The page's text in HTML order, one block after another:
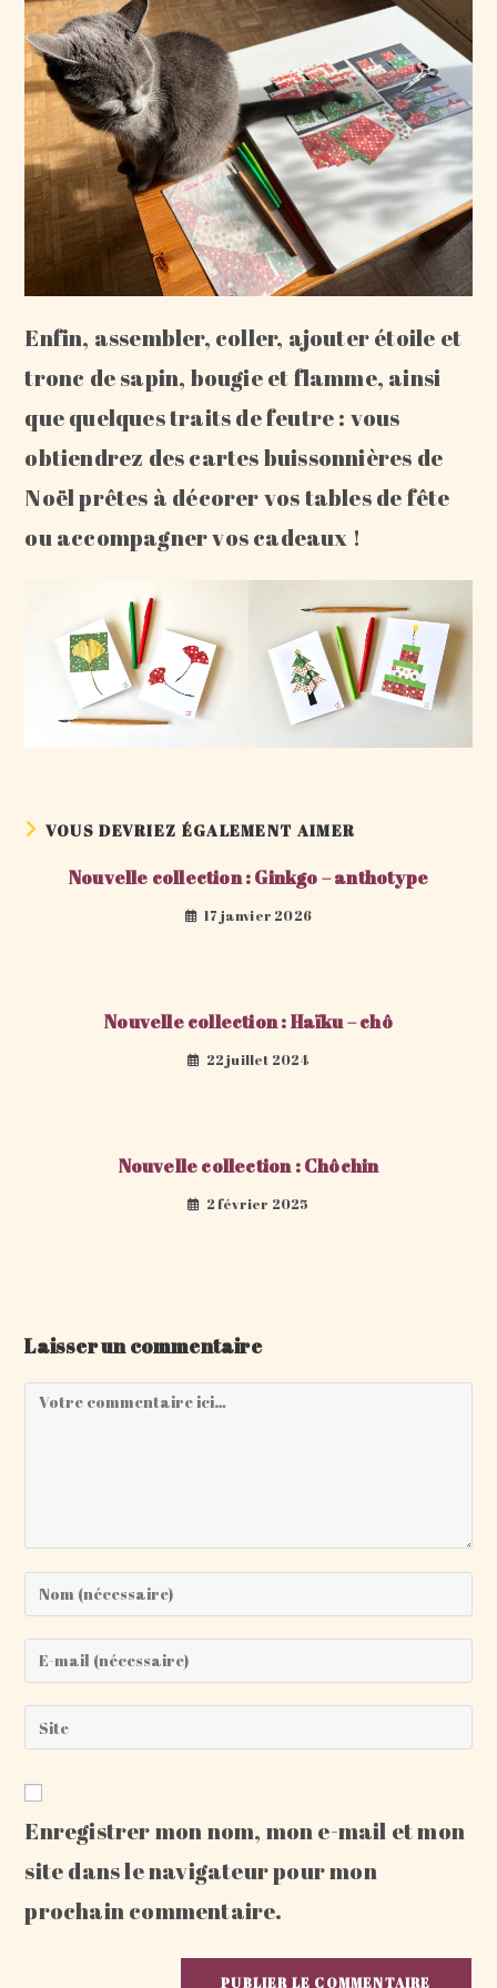
Enfin, assembler, coller, ajouter étoile et
tronc de sapin, bougie et flamme, ainsi
que quelques traits de feutre : vous
obtiendrez des cartes buissonnières de
Noël prêtes à décorer vos tables de fête
ou accompagner vos cadeaux !
VOUS DEVRIEZ ÉGALEMENT AIMER
Nouvelle collection : Ginkgo – anthotype
17 janvier 2026
Nouvelle collection : Haïku – chô
22 juillet 2024
Nouvelle collection : Chôchin
2 février 2025
Laisser un commentaire
Comment
Enter
your
name
or
to
comment
Enter
your
email
address
comment
Saisir
l’URL
votre
site
Enregistrer mon nom, mon e-mail et mon
site dans le navigateur pour mon
prochain commentaire.